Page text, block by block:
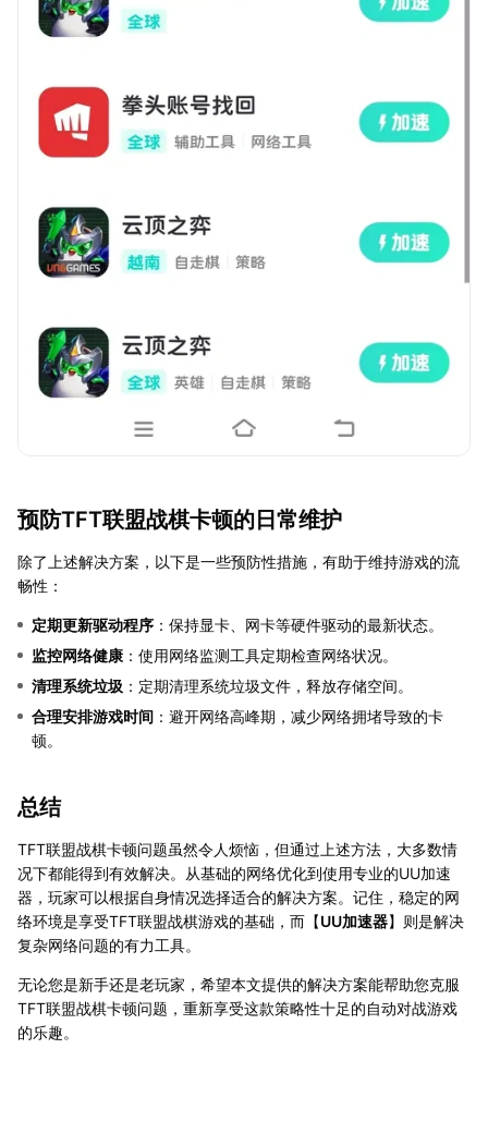
预防TFT联盟战棋卡顿的日常维护
除了上述解决方案，以下是一些预防性措施，有助于维持游戏的流
畅性：
定期更新驱动程序 ：保持显卡、网卡等硬件驱动的最新状态。
监控网络健康 ：使用网络监测工具定期检查网络状况。
清理系统垃圾 ：定期清理系统垃圾文件，释放存储空间。
合理安排游戏时间 ：避开网络高峰期，减少网络拥堵导致的卡
顿。
总结
TFT联盟战棋卡顿问题虽然令人烦恼，但通过上述方法，大多数情
况下都能得到有效解决。从基础的网络优化到使用专业的UU加速
器，玩家可以根据自身情况选择适合的解决方案。记住，稳定的网
络环境是享受TFT联盟战棋游戏的基础，而【UU加速器】则是解决
复杂网络问题的有力工具。
无论您是新手还是老玩家，希望本文提供的解决方案能帮助您克服
TFT联盟战棋卡顿问题，重新享受这款策略性十足的自动对战游戏
的乐趣。